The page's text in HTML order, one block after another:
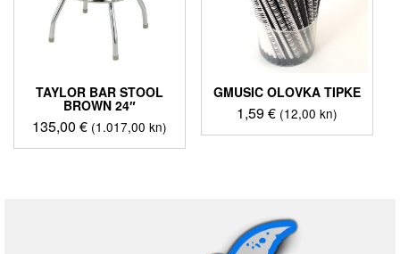
TAYLOR BAR STOOL
BROWN 24″
135,00€ (1.017,00 kn)
GMUSIC OLOVKA TIPKE
1,59€ (12,00 kn)